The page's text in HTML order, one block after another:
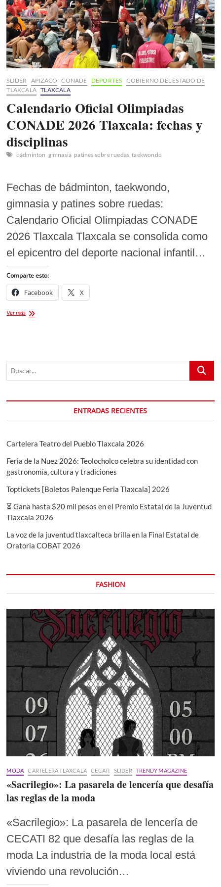
SLIDER APIZACO CONADE DEPORTES GOBIERNO DEL ESTADO DE
TLAXCALA TLAXCALA
Calendario Oficial Olimpiadas
CONADE 2026 Tlaxcala: fechas y
disciplinas
bádminton gimnasia patines sobre ruedas taekwondo
Fechas de bádminton, taekwondo,
gimnasia y patines sobre ruedas:
Calendario Oficial Olimpiadas CONADE
2026 Tlaxcala Tlaxcala se consolida como
el epicentro del deporte nacional infantil…
Comparte esto:
Facebook X
Ver másCalendario
y
disciplinas
Buscar...
ENTRADAS RECIENTES
Cartelera Teatro del Pueblo Tlaxcala 2026
Feria de la Nuez 2026: Teolocholco celebra su identidad con
gastronomía, cultura y tradiciones
Toptickets [Boletos Palenque Feria Tlaxcala] 2026
⏳ Gana hasta $20 mil pesos en el Premio Estatal de la Juventud
Tlaxcala 2026
La voz de la juventud tlaxcalteca brilla en la Final Estatal de
Oratoria COBAT 2026
FASHION
MODA CARTELERA TLAXCALA CECATI SLIDER TRENDY MAGAZINE
«Sacrilegio»: La pasarela de lencería que desafía
las reglas de la moda
«Sacrilegio»: La pasarela de lencería de
CECATI 82 que desafía las reglas de la
moda La industria de la moda local está
viviendo una revolución…